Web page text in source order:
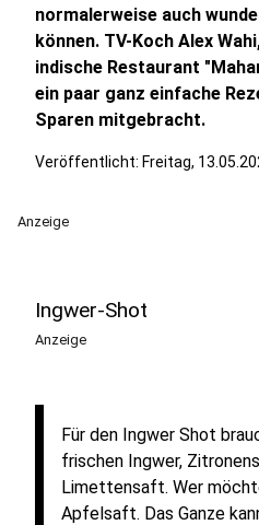
normalerweise auch
können. TV-Koch Alex
indische Restaurant
ein paar ganz einfache
Sparen mitgebracht.
Veröffentlicht: Freitag,
Anzeige
Ingwer-Shot
Anzeige
Für den Ingwer Shot
frischen Ingwer,
Limettensaft. Wer
Apfelsaft. Das Ganze